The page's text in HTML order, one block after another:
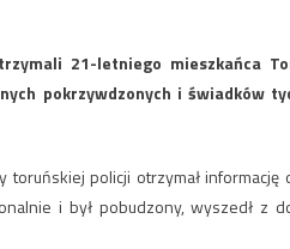
21-letniego mieszkańca
pokrzywdzonych i świadków
policji otrzymał
i był pobudzony, wyszedł z